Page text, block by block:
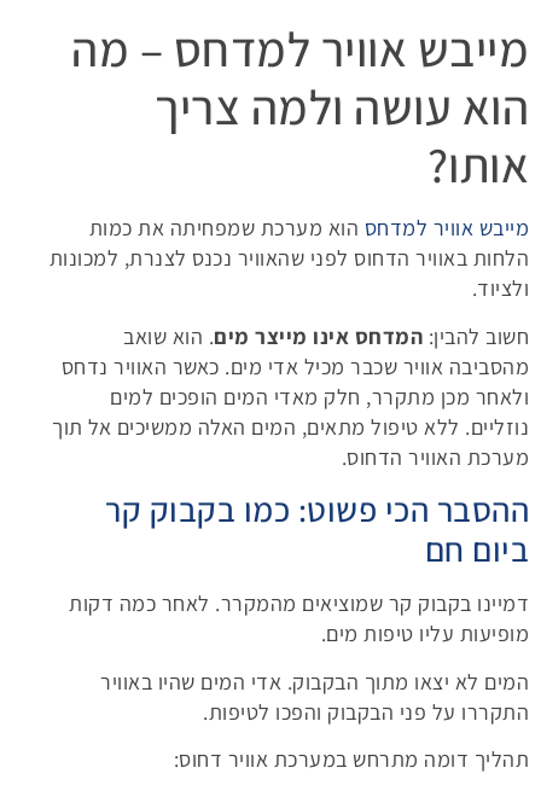
מייבש אוויר למדחס – מה
הוא עושה ולמה צריך
אותו?
מייבש אוויר למדחס הוא מערכת שמפחיתה את כמות
הלחות באוויר הדחוס לפני שהאוויר נכנס לצנרת, למכונות
ולציוד.
חשוב להבין: המדחס אינו מייצר מים. הוא שואב
מהסביבה אוויר שכבר מכיל אדי מים. כאשר האוויר נדחס
ולאחר מכן מתקרר, חלק מאדי המים הופכים למים
נוזליים. ללא טיפול מתאים, המים האלה ממשיכים אל תוך
מערכת האוויר הדחוס.
ההסבר הכי פשוט: כמו בקבוק קר
ביום חם
דמיינו בקבוק קר שמוציאים מהמקרר. לאחר כמה דקות
מופיעות עליו טיפות מים.
המים לא יצאו מתוך הבקבוק. אדי המים שהיו באוויר
התקררו על פני הבקבוק והפכו לטיפות.
תהליך דומה מתרחש במערכת אוויר דחוס: